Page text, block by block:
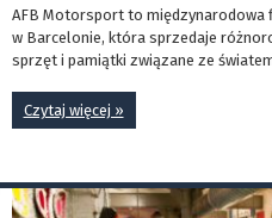
AFB Motorsport to międzynarodowa
w Barcelonie, która sprzedaje
sprzęt i pamiątki związane ze
Czytaj więcej »